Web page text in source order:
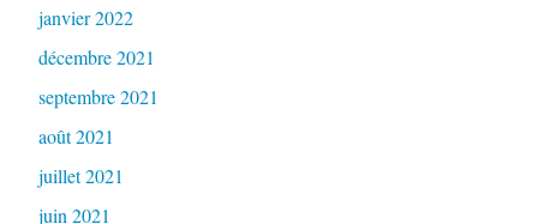
janvier 2022
décembre 2021
septembre 2021
août 2021
juillet 2021
juin 2021